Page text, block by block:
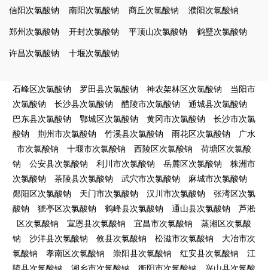
信阳次氯酸钠
南阳次氯酸钠 商丘次氯酸钠
濮阳次氯酸钠
郑州次氯酸钠
开封次氯酸钠 平顶山次氯酸钠
鹤壁次氯酸钠
许昌次氯酸钠
十堰次氯酸钠
石峰区次氯酸钠 罗田县次氯酸钠 神农架林区次氯酸钠
当阳市
次氯酸钠
长沙县次氯酸钠 醴陵市次氯酸钠
通城县次氯酸钠
巴东县次氯酸钠
鄂城区次氯酸钠 黄冈市次氯酸钠
长沙市次氯
酸钠
荆州市次氯酸钠 竹溪县次氯酸钠 雨花区次氯酸钠
广水
市次氯酸钠
十堰市次氯酸钠 西陵区次氯酸钠
荷塘区次氯酸
钠
公安县次氯酸钠 利川市次氯酸钠 岳麓区次氯酸钠
株洲市
次氯酸钠
茶陵县次氯酸钠 武穴市次氯酸钠
麻城市次氯酸钠
郧阳区次氯酸钠
天门市次氯酸钠 汉川市次氯酸钠
张湾区次氯
酸钠
猇亭区次氯酸钠 鹤峰县次氯酸钠 通山县次氯酸钠
芦淞
区次氯酸钠
宣恩县次氯酸钠 宜昌市次氯酸钠
蒸湘区次氯酸
钠
沙洋县次氯酸钠 攸县次氯酸钠 松滋市次氯酸钠
大冶市次
氯酸钠
孝南区次氯酸钠 崇阳县次氯酸钠 红安县次氯酸钠
江
陵县次氯酸钠
湘乡市次氯酸钠 衡阳市次氯酸钠 兴山县次氯酸